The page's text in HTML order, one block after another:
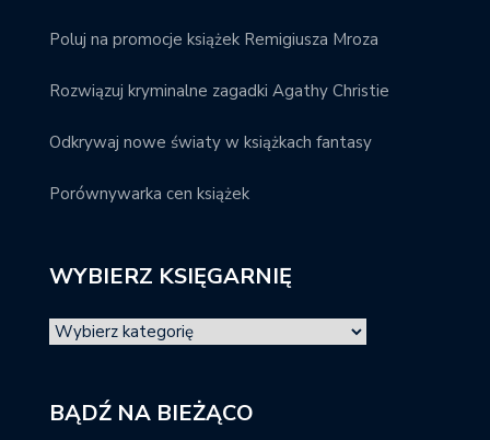
Poluj na promocje książek Remigiusza Mroza
Rozwiązuj kryminalne zagadki Agathy Christie
Odkrywaj nowe światy w książkach fantasy
Porównywarka cen książek
WYBIERZ KSIĘGARNIĘ
BĄDŹ NA BIEŻĄCO